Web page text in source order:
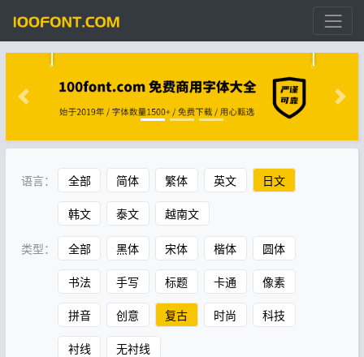
语言： 全部 简体 繁体 英文 日文
韩文 泰文 越南文
类型： 全部 黑体 宋体 楷体 圆体
书法 手写 标题 卡通 像素
拼音 创意 复古 时尚 科技
衬线 无衬线